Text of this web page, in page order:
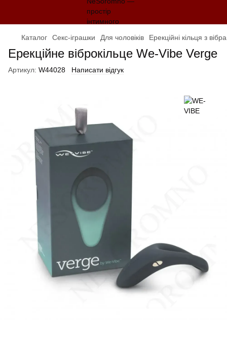
Каталог Секс-іграшки Для чоловіків Ерекційні кільця з
Ерекційне віброкільце We-Vibe Verge
Артикул: W44028 Написати відгук